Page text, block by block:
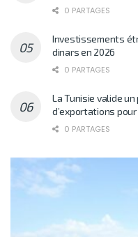
0 PARTAGES
Investissements
dinars en 2026
0 PARTAGES
La Tunisie valide
d’exportations
0 PARTAGES